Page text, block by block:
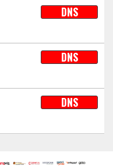
DNS
DNS
DNS